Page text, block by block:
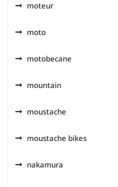
moteur
moto
motobecane
mountain
moustache
moustache bikes
nakamura